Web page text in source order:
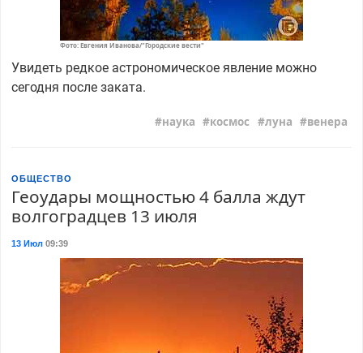
Фото: Евгения Иванова/"Городские вести"
Увидеть редкое астрономическое явление можно
сегодня после заката.
наука космос луна венера
ОБЩЕСТВО
Геоудары мощностью 4 балла ждут
волгоградцев 13 июля
13 Июл09:39